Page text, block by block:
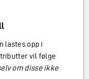
lastes opp i
vil følge
om disse ikke